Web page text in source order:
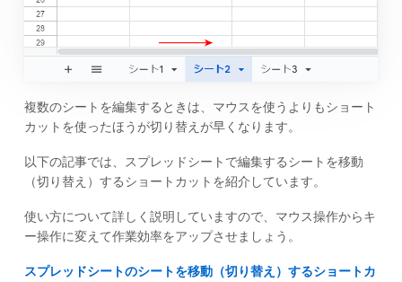
複数のシートを編集するときは、マウスを使うよりもショート
カットを使ったほうが切り替えが早くなります。
以下の記事では、スプレッドシートで編集するシートを移動
（切り替え）するショートカットを紹介しています。
使い方について詳しく説明していますので、マウス操作からキ
ー操作に変えて作業効率をアップさせましょう。
スプレッドシートのシートを移動（切り替え）するショートカ